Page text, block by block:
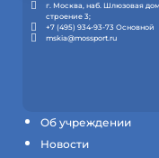
Об учреждении
Новости
г. Москва, наб. Шлюзовая
строение 3;
+7 (495) 934-93-73 Основной
mskia@mossport.ru